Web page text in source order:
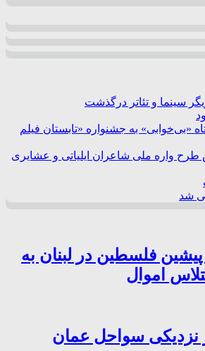
سینما و تئاتر درگذشت
«بی‌خوابی» به جشنواره «تابستان فیلم
طرح واره ملی شاعران ایلیاتی و عشایری
شد
فلسطین در لبنان به
اموال
نزدیکی سواحل عمان